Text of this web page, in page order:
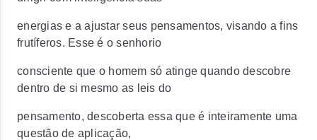
energias e a ajustar seus pensamentos, visando a fins
frutíferos. Esse é o senhorio
consciente que o homem só atinge quando descobre
dentro de si mesmo as leis do
pensamento, descoberta essa que é inteiramente uma
questão de aplicação,